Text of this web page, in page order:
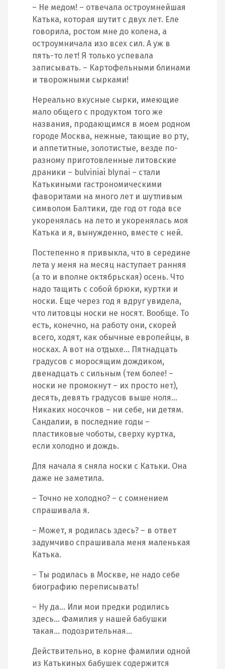
– Не медом! – отвечала остроумнейшая
Катька, которая шутит с двух лет. Еле
говорила, ростом мне до колена, а
остроумничала изо всех сил. А уж в
пять-то лет! Я только успевала
записывать. – Картофельными блинами
и творожными сырками!
Нереально вкусные сырки, имеющие
мало общего с продуктом того же
названия, продающимся в моем родном
городе Москва, нежные, тающие во рту,
и аппетитные, золотистые, везде по-
разному приготовленные литовские
драники – bulviniai blynai – стали
Катькиными гастрономическими
фаворитами на много лет и шутливым
символом Балтики, где год от года все
укоренялась на лето и укоренялась моя
Катька и я, вынужденно, вместе с ней.
Постепенно я привыкла, что в середине
лета у меня на месяц наступает ранняя
(а то и вполне октябрьская) осень. Что
надо тащить с собой брюки, куртки и
носки. Еще через год я вдруг увидела,
что литовцы носки не носят. Вообще. То
есть, конечно, на работу они, скорей
всего, ходят, как обычные европейцы, в
носках. А вот на отдыхе… Пятнадцать
градусов с моросящим дождиком,
двенадцать с сильным (тем более! –
носки не промокнут – их просто нет),
десять, девять градусов выше ноля…
Никаких носочков – ни себе, ни детям.
Сандалии, в последние годы –
пластиковые чоботы, сверху куртка,
если холодно и дождь.
Для начала я сняла носки с Катьки. Она
даже не заметила.
– Точно не холодно? – с сомнением
спрашивала я.
– Может, я родилась здесь? – в ответ
задумчиво спрашивала меня маленькая
Катька.
– Ты родилась в Москве, не надо себе
биографию переписывать!
– Ну да… Или мои предки родились
здесь… Фамилия у нашей бабушки
такая… подозрительная…
Действительно, в корне фамилии одной
из Катькиных бабушек содержится